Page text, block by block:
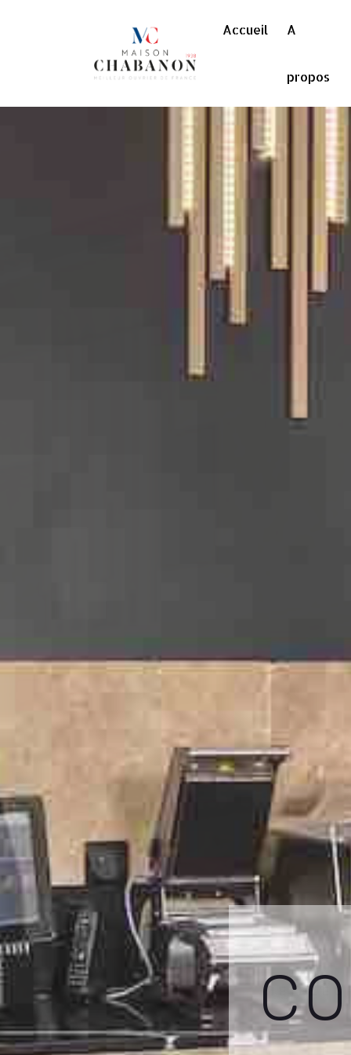
Accueil A
propos